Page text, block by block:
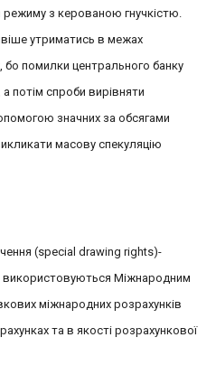
режиму з керованою гнучкістю.
утриматись в межах
помилки центрального банку
потім спроби вирівняти
значних за обсягами
масову спекуляцію
(special drawing rights)-
використовуються Міжнародним
міжнародних розрахунків
та в якості розрахункової